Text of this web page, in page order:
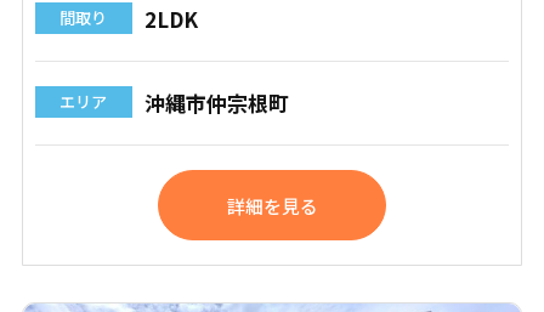
間取り 2LDK
エリア 沖縄市仲宗根町
詳細を見る